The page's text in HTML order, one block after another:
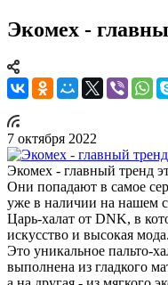
Экомех -
7 октября 2022
Экомех - главный тренд
Они попадают в самое
уже в наличии на нашем
Царь-халат от DNK, в
искусство и высокая мода.
Это уникальное пальто-
выполнена из гладкого